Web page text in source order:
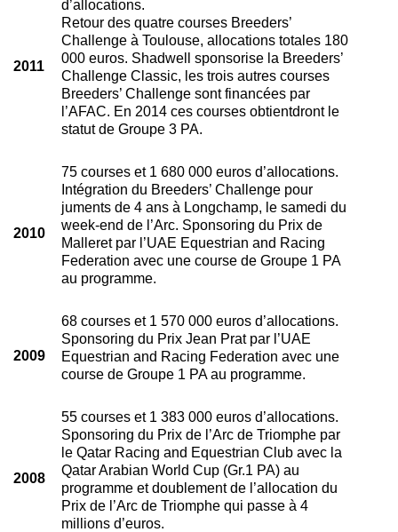
2011
d’allocations.
Retour des quatre courses Breeders’
Challenge à Toulouse, allocations totales 180
000 euros. Shadwell sponsorise la Breeders’
Challenge Classic, les trois autres courses
Breeders’ Challenge sont financées par
l’AFAC. En 2014 ces courses obtientdront le
statut de Groupe 3 PA.
2010
75 courses et 1 680 000 euros d’allocations.
Intégration du Breeders’ Challenge pour
juments de 4 ans à Longchamp, le samedi du
week-end de l’Arc. Sponsoring du Prix de
Malleret par l’UAE Equestrian and Racing
Federation avec une course de Groupe 1 PA
au programme.
2009
68 courses et 1 570 000 euros d’allocations.
Sponsoring du Prix Jean Prat par l’UAE
Equestrian and Racing Federation avec une
course de Groupe 1 PA au programme.
2008
55 courses et 1 383 000 euros d’allocations.
Sponsoring du Prix de l’Arc de Triomphe par
le Qatar Racing and Equestrian Club avec la
Qatar Arabian World Cup (Gr.1 PA) au
programme et doublement de l’allocation du
Prix de l’Arc de Triomphe qui passe à 4
millions d’euros.